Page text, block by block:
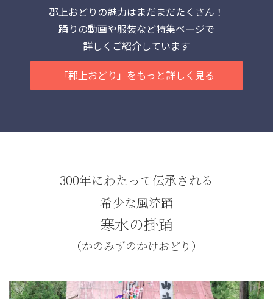
郡上おどりの魅力はまだまだたくさん！
踊りの動画や服装など特集ページで
詳しくご紹介しています
「郡上おどり」をもっと詳しく見る
300年にわたって伝承される
希少な風流踊
寒水の掛踊
（かのみずのかけおどり）